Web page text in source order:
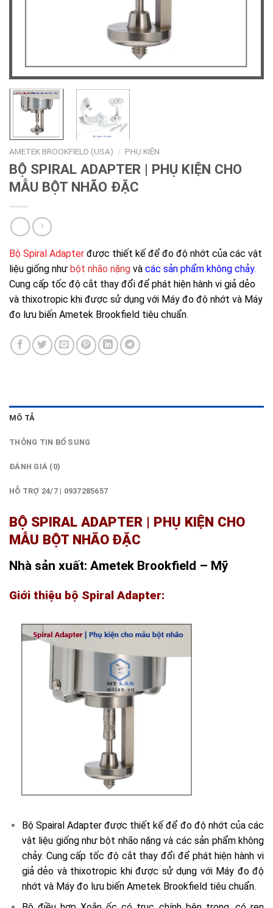
AMETEK BROOKFIELD (USA) / PHỤ KIỆN
BỘ SPIRAL ADAPTER | PHỤ KIỆN CHO
MẪU BỘT NHÃO ĐẶC
Bộ Spiral Adapter được thiết kế để đo độ nhớt của các vật
liệu giống như bột nhão nặng và các sản phẩm không chảy.
Cung cấp tốc độ cắt thay đổi để phát hiện hành vi giả dẻo
và thixotropic khi được sử dụng với Máy đo độ nhớt và Máy
đo lưu biến Ametek Brookfield tiêu chuẩn.
MÔ TẢ
THÔNG TIN BỔ SUNG
ĐÁNH GIÁ (0)
HỖ TRỢ 24/7 | 0937285657
BỘ SPIRAL ADAPTER | PHỤ KIỆN CHO
MẪU BỘT NHÃO ĐẶC
Nhà sản xuất: Ametek Brookfield – Mỹ
Giới thiệu bộ Spiral Adapter:
Bộ Spairal Adapter được thiết kế để đo độ nhớt của các
vật liệu giống như bột nhão nặng và các sản phẩm không
chảy. Cung cấp tốc độ cắt thay đổi để phát hiện hành vi
giả dẻo và thixotropic khi được sử dụng với Máy đo độ
nhớt và Máy đo lưu biến Ametek Brookfield tiêu chuẩn.